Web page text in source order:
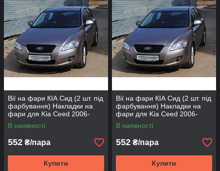
Вії на фари КІА Cид (2 шт. під
фарбування) Накладки на
фари для Kia Ceed 2006-
2012 "Широчні" хетчбек
В наявності
552 ₴/пара
Купити
Вії на фари КІА Cид (2 шт. під
фарбування) Накладки на
фари для Kia Ceed 2006-
2012 "Шірочні" вагон
В наявності
552 ₴/пара
Купити